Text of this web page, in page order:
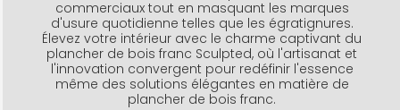
commerciaux tout en masquant les marques
d'usure quotidienne telles que les égratignures.
Élevez votre intérieur avec le charme captivant du
plancher de bois franc Sculpted, où l'artisanat et
l'innovation convergent pour redéfinir l'essence
même des solutions élégantes en matière de
plancher de bois franc.